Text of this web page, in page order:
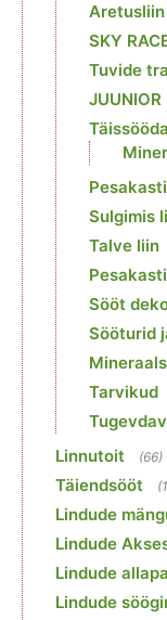
SKY
Tuvide
JUUNIOR
Sulgimis
Talve liin
Sööt
Sööturid
Tarvikud
Linnutoit (66)
Täiendsööt
Lindude
Lindude
Lindude
Lindude